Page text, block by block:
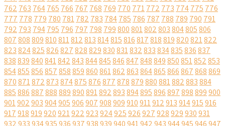
762 763 764765 766 767 768 769 770 771772 773 774775 776
777 778 779 780 781782 783 784785 786 787 788 789 790 791
792 793 794795 796 797 798 799800801802803804805806
807808809810811812813814815816817818819820821822
823824825826827828829830831832833834835836837
838839840841842843844845846847848849850851852853
854855856857858859860861862863864865866867868869
870871872873874875876877878879880881882883884
885886887888889890891892893894895896897898899900
901902903904905906907908909910911912913914915916
917918919920921922923924925926927928929930931